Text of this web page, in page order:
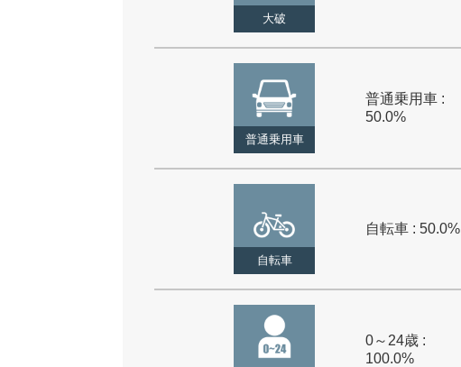
大破
普通乗用車
普通乗用車 :
50.0%
自転車
自転車 : 50.0%
0～24歳 :
100.0%